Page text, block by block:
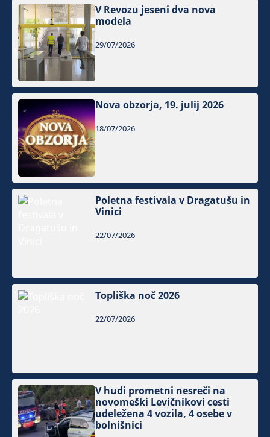
V Revozu jeseni dva nova
modela
29/07/2026
Nova obzorja, 19. julij 2026
18/07/2026
Poletna festivala v Dragatušu in
Vinici
22/07/2026
Topliška noč 2026
22/07/2026
V hudi prometni nesreči na
novomeški Levičnikovi cesti
udeležena 4 vozila, 4 osebe v
bolnišnici